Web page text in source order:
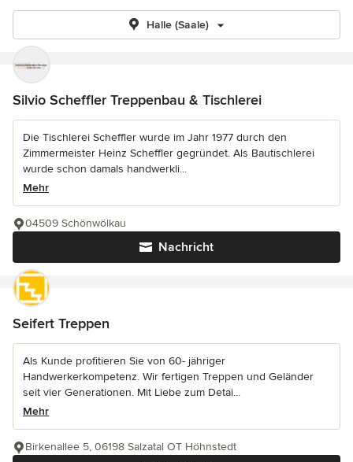
Halle (Saale)
Silvio Scheffler Treppenbau & Tischlerei
Die Tischlerei Scheffler wurde im Jahr 1977 durch den
Zimmermeister Heinz Scheffler gegründet. Als Bautischlerei
wurde schon damals handwerkli...
Mehr
Nachricht
04509 Schönwölkau
Seifert Treppen
Als Kunde profitieren Sie von 60- jähriger
Handwerkerkompetenz. Wir fertigen Treppen und Geländer
seit vier Generationen. Mit Liebe zum Detai...
Mehr
Birkenallee 5, 06198 Salzatal OT Höhnstedt